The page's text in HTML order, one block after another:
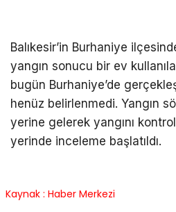
Balıkesir’in Burhaniye
yangın sonucu bir ev
bugün Burhaniye’de
henüz belirlenmedi. Yangın
yerine gelerek yangını
yerinde inceleme başlatıldı.
Kaynak : Haber Merkezi